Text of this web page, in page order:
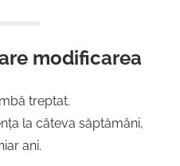
modificarea
treptat.
la câteva săptămâni,
ani.